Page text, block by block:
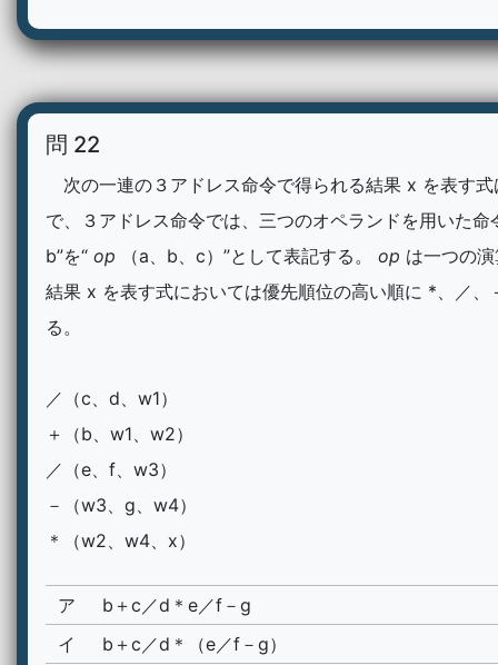
問 22
次の一連の３アドレス命令で得られる結果 x を表す
で、３アドレス命令では、三つのオペランドを用いた
b”を“ op （a、b、c）”として表記する。 op は一つの
結果 x を表す式においては優先順位の高い順に *、／、
る。
／（c、d、w1）
＋（b、w1、w2）
／（e、f、w3）
－（w3、g、w4）
＊（w2、w4、x）
ア
b＋c／d＊e／f－g
イ
b＋c／d＊（e／f－g）